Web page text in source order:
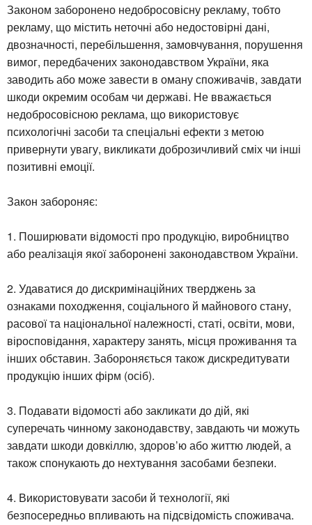
Законом заборонено недобросовісну рекламу, тобто
рекламу, що містить неточні або недостовірні дані,
двозначності, перебільшення, замовчування, порушення
вимог, передбачених законодавством України, яка
заводить або може завести в оману споживачів, завдати
шкоди окремим особам чи державі. Не вважається
недобросовісною реклама, що використовує
психологічні засоби та спеціальні ефекти з метою
привернути увагу, викликати доброзичливий сміх чи інші
позитивні емоції.
Закон забороняє:
1. Поширювати відомості про продукцію, виробництво
або реалізація якої заборонені законодавством України.
2. Удаватися до дискримінаційних тверджень за
ознаками походження, соціального й майнового стану,
расової та національної належності, статі, освіти, мови,
віросповідання, характеру занять, місця проживання та
інших обставин. Забороняється також дискредитувати
продукцію інших фірм (осіб).
3. Подавати відомості або закликати до дій, які
суперечать чинному законодавству, завдають чи можуть
завдати шкоди довкіллю, здоров’ю або життю людей, а
також спонукають до нехтування засобами безпеки.
4. Використовувати засоби й технології, які
безпосередньо впливають на підсвідомість споживача.